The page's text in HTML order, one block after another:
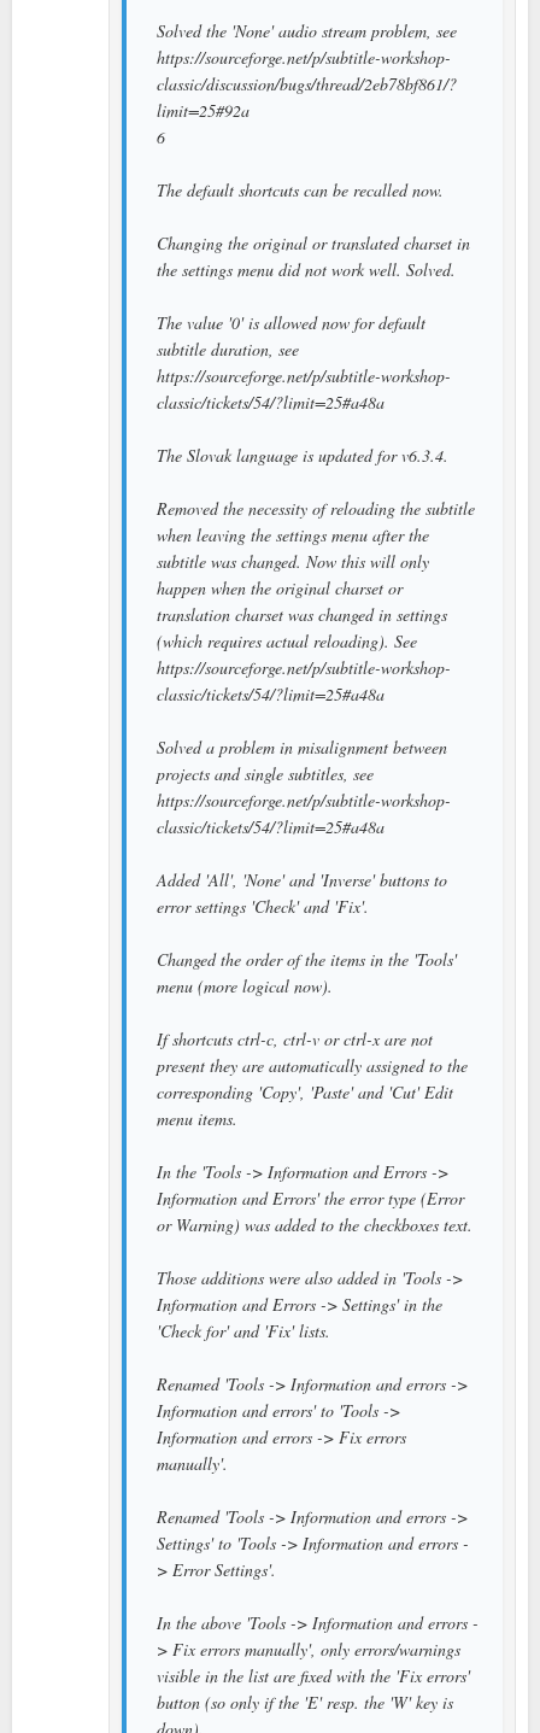
Solved the 'None' audio stream problem, see
https://sourceforge.net/p/subtitle-workshop-
classic/discussion/bugs/thread/2eb78bf861/?
limit=25#92a
6
The default shortcuts can be recalled now.
Changing the original or translated charset in
the settings menu did not work well. Solved.
The value '0' is allowed now for default
subtitle duration, see
https://sourceforge.net/p/subtitle-workshop-
classic/tickets/54/?limit=25#a48a
The Slovak language is updated for v6.3.4.
Removed the necessity of reloading the subtitle
when leaving the settings menu after the
subtitle was changed. Now this will only
happen when the original charset or
translation charset was changed in settings
(which requires actual reloading). See
https://sourceforge.net/p/subtitle-workshop-
classic/tickets/54/?limit=25#a48a
Solved a problem in misalignment between
projects and single subtitles, see
https://sourceforge.net/p/subtitle-workshop-
classic/tickets/54/?limit=25#a48a
Added 'All', 'None' and 'Inverse' buttons to
error settings 'Check' and 'Fix'.
Changed the order of the items in the 'Tools'
menu (more logical now).
If shortcuts ctrl-c, ctrl-v or ctrl-x are not
present they are automatically assigned to the
corresponding 'Copy', 'Paste' and 'Cut' Edit
menu items.
In the 'Tools -> Information and Errors ->
Information and Errors' the error type (Error
or Warning) was added to the checkboxes text.
Those additions were also added in 'Tools ->
Information and Errors -> Settings' in the
'Check for' and 'Fix' lists.
Renamed 'Tools -> Information and errors ->
Information and errors' to 'Tools ->
Information and errors -> Fix errors
manually'.
Renamed 'Tools -> Information and errors ->
Settings' to 'Tools -> Information and errors -
> Error Settings'.
In the above 'Tools -> Information and errors -
> Fix errors manually', only errors/warnings
visible in the list are fixed with the 'Fix errors'
button (so only if the 'E' resp. the 'W' key is